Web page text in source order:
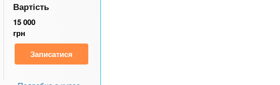
Вартість
15 000
грн
Записатися